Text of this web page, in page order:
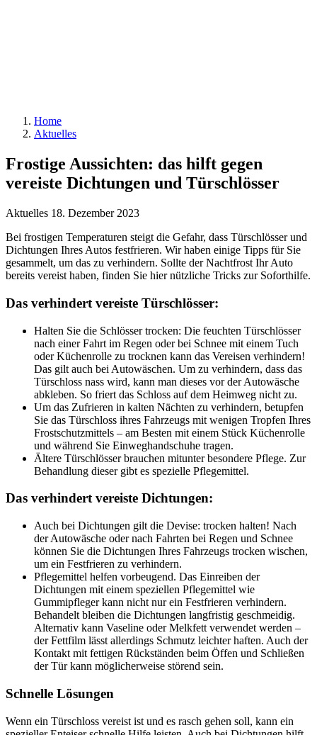
Home
Aktuelles
Frostige Aussichten: das hilft gegen
vereiste Dichtungen und Türschlösser
Aktuelles 18. Dezember 2023
Bei frostigen Temperaturen steigt die Gefahr, dass Türschlösser und
Dichtungen Ihres Autos festfrieren. Wir haben einige Tipps für Sie
gesammelt, um das zu verhindern. Sollte der Nachtfrost Ihr Auto
bereits vereist haben, finden Sie hier nützliche Tricks zur Soforthilfe.
Das verhindert vereiste Türschlösser:
Halten Sie die Schlösser trocken: Die feuchten Türschlösser
nach einer Fahrt im Regen oder bei Schnee mit einem Tuch
oder Küchenrolle zu trocknen kann das Vereisen verhindern!
Das gilt auch bei Autowäschen. Um zu verhindern, dass das
Türschloss nass wird, kann man dieses vor der Autowäsche
abkleben. So friert das Schloss auf dem Heimweg nicht zu.
Um das Zufrieren in kalten Nächten zu verhindern, betupfen
Sie das Türschloss ihres Fahrzeugs mit wenigen Tropfen Ihres
Frostschutzmittels – am Besten mit einem Stück Küchenrolle
und während Sie Einweghandschuhe tragen.
Ältere Türschlösser brauchen mitunter besondere Pflege. Zur
Behandlung dieser gibt es spezielle Pflegemittel.
Das verhindert vereiste Dichtungen:
Auch bei Dichtungen gilt die Devise: trocken halten! Nach
der Autowäsche oder nach Fahrten bei Regen und Schnee
können Sie die Dichtungen Ihres Fahrzeugs trocken wischen,
um ein Festfrieren zu verhindern.
Pflegemittel helfen vorbeugend. Das Einreiben der
Dichtungen mit einem speziellen Pflegemittel wie
Gummipfleger kann nicht nur ein Festfrieren verhindern.
Behandelt bleiben die Dichtungen langfristig geschmeidig.
Alternativ kann Vaseline oder Melkfett verwendet werden –
der Fettfilm lässt allerdings Schmutz leichter haften. Auch der
Kontakt mit fettigen Rückständen beim Öffen und Schließen
der Tür kann möglicherweise störend sein.
Schnelle Lösungen
Wenn ein Türschloss vereist ist und es rasch gehen soll, kann ein